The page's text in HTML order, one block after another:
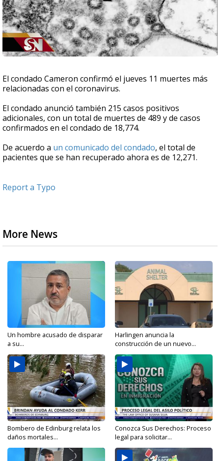
El condado Cameron confirmó el jueves 11 muertes más
relacionadas con el coronavirus.
El condado anunció también 215 casos positivos
adicionales, con un total de muertes de 489 y de casos
confirmados en el condado de 18,774.
De acuerdo a un comunicado del condado, el total de
pacientes que se han recuperado ahora es de 12,271.
Report a Typo
More News
Un hombre acusado de disparar
a su...
Harlingen anuncia la
construcción de un nuevo...
Bombero de Edinburg relata los
daños mortales...
Conozca Sus Derechos: Proceso
legal para solicitar...